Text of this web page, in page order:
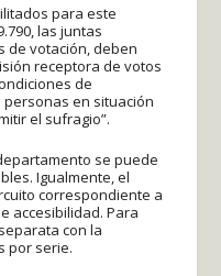
para este
las juntas
de votación, deben
receptora de votos
de
en situación
el sufragio”.
se puede
Igualmente, el
correspondiente a
accesibilidad. Para
con la
por serie.